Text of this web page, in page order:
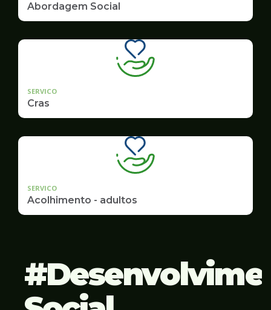
Abordagem Social
SERVICO
Cras
SERVICO
Acolhimento - adultos